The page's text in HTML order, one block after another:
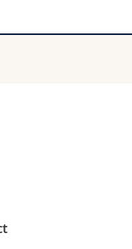
Programme des cours